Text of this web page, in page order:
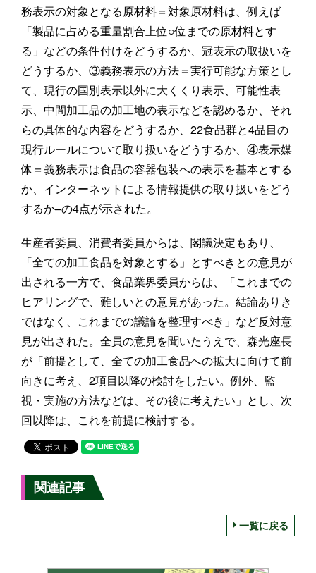
務表示の対象となる原材料＝対象原材料は、例えば
「製品に占める重量割合上位○位までの原材料とす
る」などの条件付けをどうするか、冠表示の取扱いを
どうするか、③義務表示の方法＝実行可能な方策とし
て、現行の国別表示以外に大くくり表示、可能性表
示、中間加工品の加工地の表示などを認めるか、それ
らの具体的な内容をどうするか、22食品群と4品目の
現行ルールについて取り扱いをどうするか、④表示媒
体＝義務表示は食品の容器包装への表示を基本とする
か、インターネットによる情報提供の取り扱いをどう
するか–の4点が示された。
生産者委員、消費者委員からは、閣議決定もあり、
「全ての加工食品を対象とする」とすべきとの意見が
出される一方で、食品業界委員からは、「これまでの
ヒアリングで、難しいとの意見があった。結論ありき
ではなく、これまでの議論を整理すべき」など反対意
見が出された。全員の意見を聞いたうえで、森光座長
が「前提として、全ての加工食品への拡大に向けて前
向きに考え、2項目以降の検討をしたい。例外、監
視・実施の方法などは、その後に考えたい」とし、次
回以降は、これを前提に検討する。
関連記事
一覧に戻る